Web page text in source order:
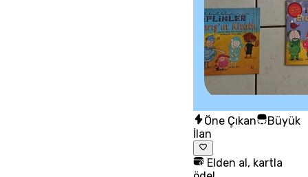
Öne Çıkan
Büyük
İlan
Elden al, kartla